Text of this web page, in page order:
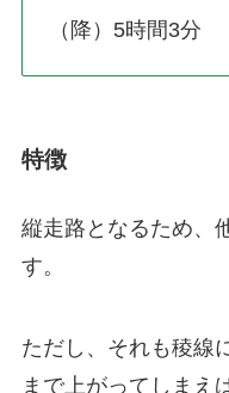
（降）5時間3分
特徴
縦走路となるため、
す。
ただし、それも稜線
まで上がってしまえ